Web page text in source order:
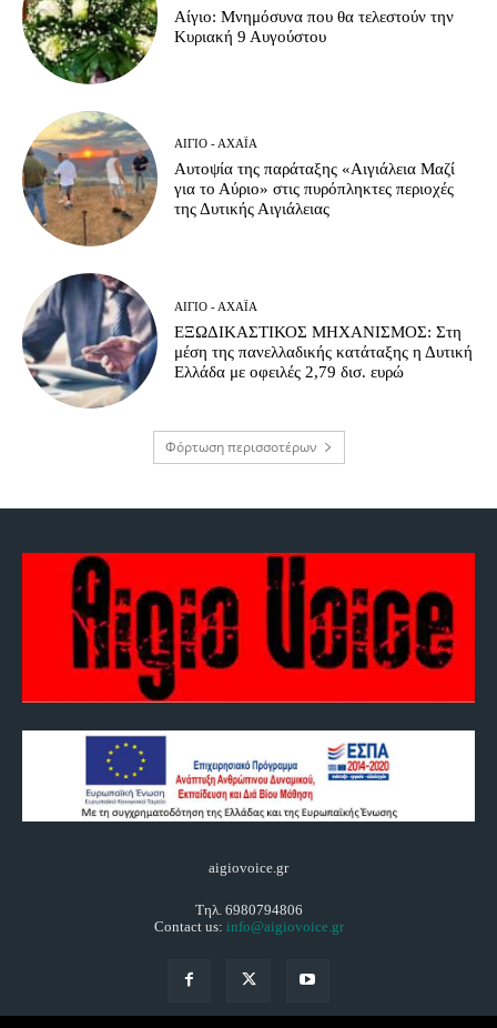
Αίγιο: Μνημόσυνα που θα τελεστούν την
Κυριακή 9 Αυγούστου
ΑΊΓΙΟ - ΑΧΑΪ́Α
Αυτοψία της παράταξης «Αιγιάλεια Μαζί
για το Αύριο» στις πυρόπληκτες περιοχές
της Δυτικής Αιγιάλειας
ΑΊΓΙΟ - ΑΧΑΪ́Α
ΕΞΩΔΙΚΑΣΤΙΚΟΣ ΜΗΧΑΝΙΣΜΟΣ: Στη
μέση της πανελλαδικής κατάταξης η Δυτική
Ελλάδα με οφειλές 2,79 δισ. ευρώ
Φόρτωση περισσοτέρων
aigiovoice.gr
Τηλ. 6980794806
Contact us: info@aigiovoice.gr